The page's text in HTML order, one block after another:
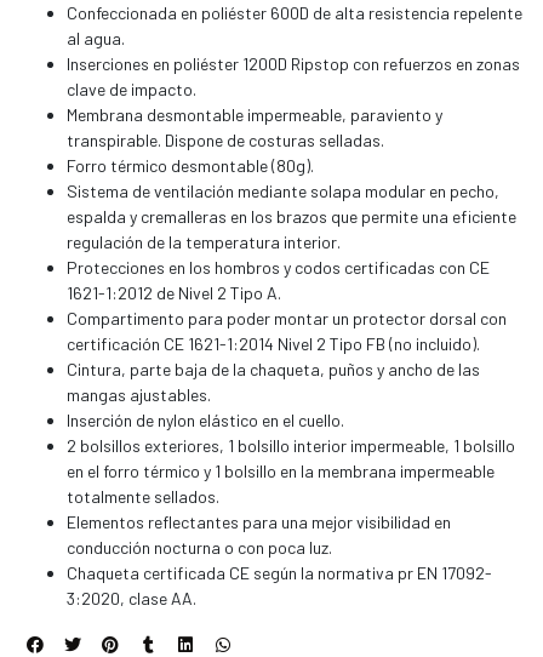
Confeccionada en poliéster 600D de alta resistencia repelente
al agua.
Inserciones en poliéster 1200D Ripstop con refuerzos en zonas
clave de impacto.
Membrana desmontable impermeable, paraviento y
transpirable. Dispone de costuras selladas.
Forro térmico desmontable (80g).
Sistema de ventilación mediante solapa modular en pecho,
espalda y cremalleras en los brazos que permite una eficiente
regulación de la temperatura interior.
Protecciones en los hombros y codos certificadas con CE
1621-1:2012 de Nivel 2 Tipo A.
Compartimento para poder montar un protector dorsal con
certificación CE 1621-1:2014 Nivel 2 Tipo FB (no incluido).
Cintura, parte baja de la chaqueta, puños y ancho de las
mangas ajustables.
Inserción de nylon elástico en el cuello.
2 bolsillos exteriores, 1 bolsillo interior impermeable, 1 bolsillo
en el forro térmico y 1 bolsillo en la membrana impermeable
totalmente sellados.
Elementos reflectantes para una mejor visibilidad en
conducción nocturna o con poca luz.
Chaqueta certificada CE según la normativa pr EN 17092-
3:2020, clase AA.